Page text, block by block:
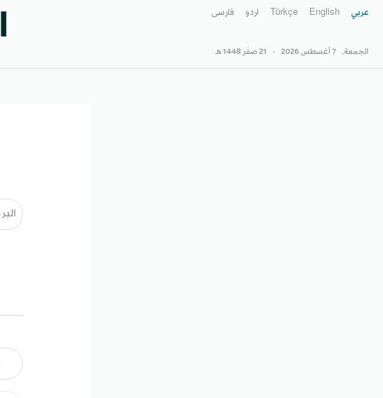
عربي English
Türkçe اردو فارسى
الجمعة, 7 أغسطس 2026 - 21 صفَر 1448 هـ